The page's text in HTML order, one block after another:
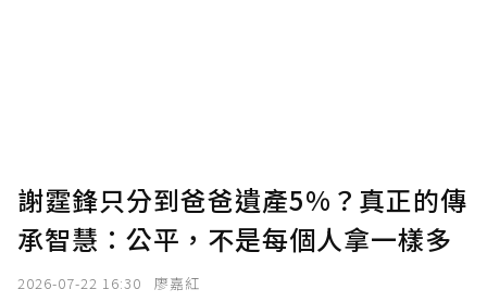
謝霆鋒只分到爸爸遺產5%？真正的傳
承智慧：公平，不是每個人拿一樣多
2026-07-22 16:30 廖嘉紅